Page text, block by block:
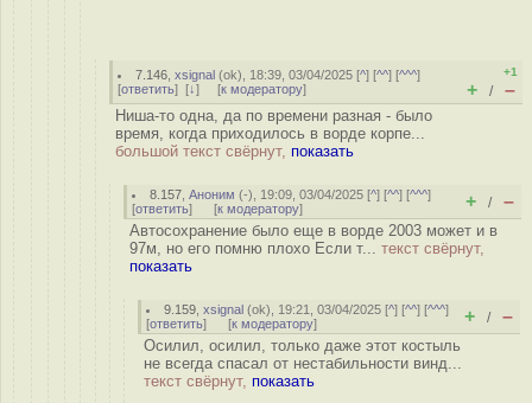
7.146 ,xsignal (ok), 18:39, 03/04/2025 [^] [^^] [^^^]
[ответить] [↓] [к модератору]
+1
+ / –
Ниша-то одна, да по времени разная - было
время, когда приходилось в ворде корпе...
большой текст свёрнут, показать
8.157 ,Аноним (-), 19:09, 03/04/2025 [^] [^^] [^^^]
[ответить] [к модератору] + / –
Автосохранение было еще в ворде 2003 может и в
97м, но его помню плохо Если т... текст свёрнут,
показать
9.159 ,xsignal (ok), 19:21, 03/04/2025 [^] [^^] [^^^]
[ответить] [к модератору] + / –
Осилил, осилил, только даже этот костыль
не всегда спасал от нестабильности винд...
текст свёрнут, показать